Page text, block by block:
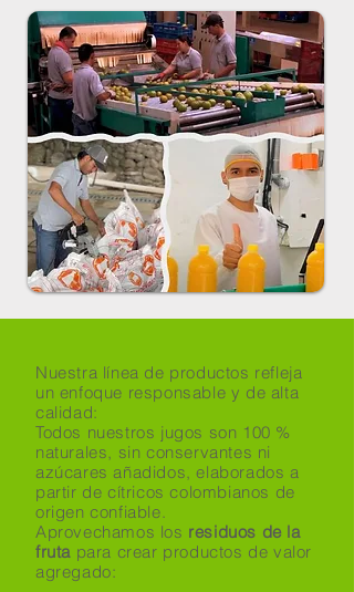
Nuestra línea de productos refleja
un enfoque responsable y de alta
calidad:
Todos nuestros jugos son 100 %
naturales, sin conservantes ni
azúcares añadidos, elaborados a
partir de cítricos colombianos de
origen confiable.
Aprovechamos los residuos de la
fruta para crear productos de valor
agregado: